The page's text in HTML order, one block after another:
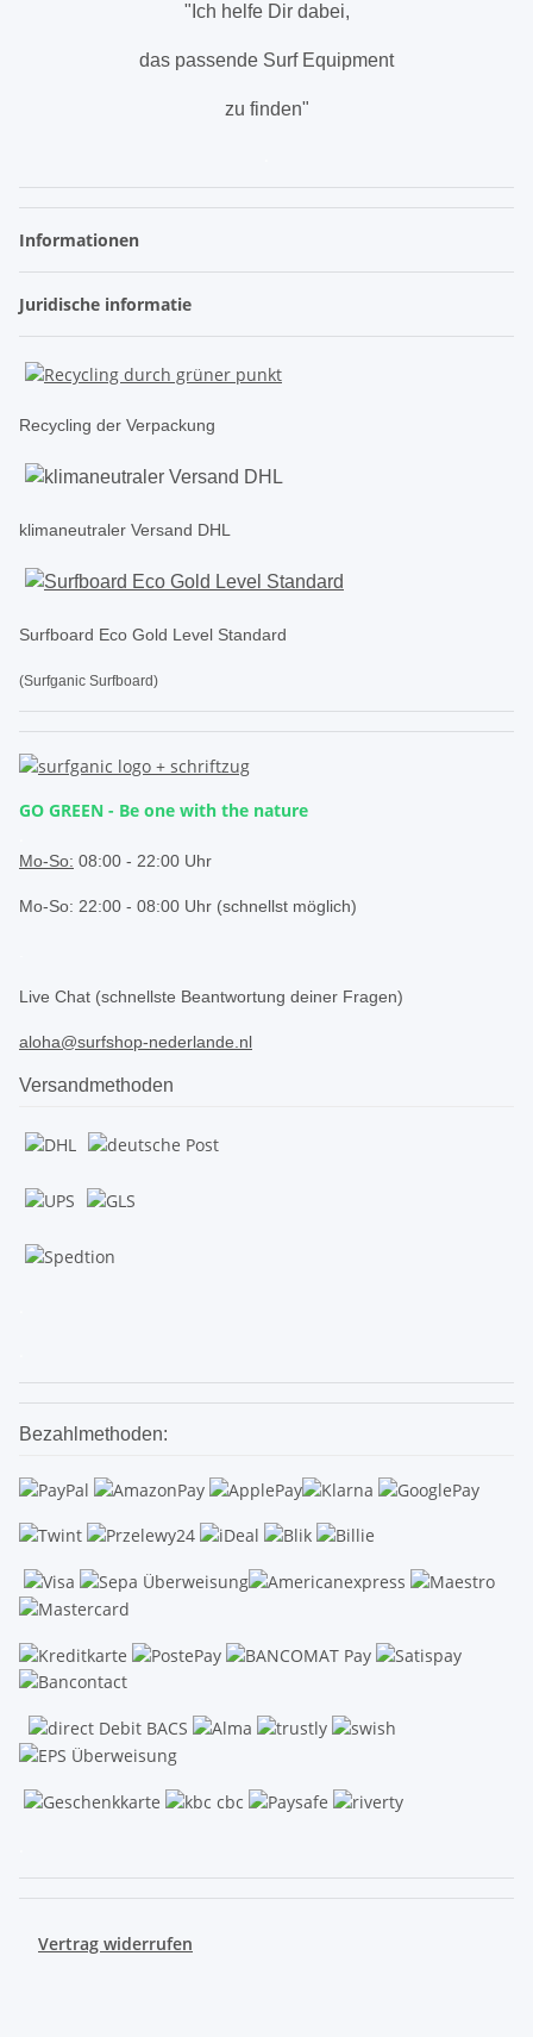
"Ich helfe Dir dabei,
das passende Surf Equipment
zu finden"
Informationen
Juridische informatie
Recycling der Verpackung
klimaneutraler Versand DHL
Surfboard Eco Gold Level Standard
(Surfganic Surfboard)
GO GREEN - Be one with the nature
Mo-So: 08:00 - 22:00 Uhr
Mo-So: 22:00 - 08:00 Uhr (schnellst möglich)
Live Chat (schnellste Beantwortung deiner Fragen)
aloha@surfshop-nederlande.nl
Versandmethoden
Bezahlmethoden:
Vertrag widerrufen